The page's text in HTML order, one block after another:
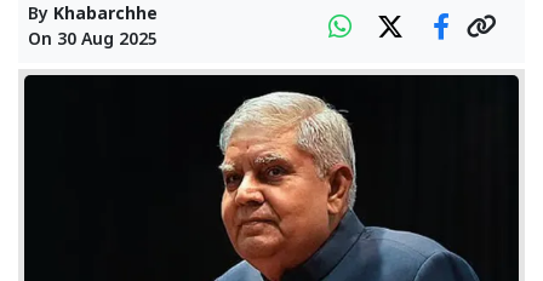
By Khabarchhe
On 30 Aug 2025